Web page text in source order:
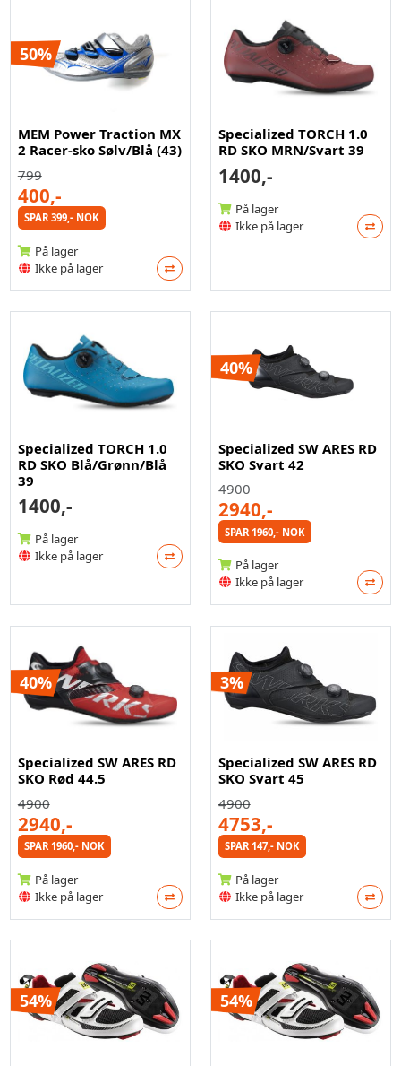
50%
MEM Power Traction MX
2 Racer-sko Sølv/Blå (43)
799
400,-
SPAR 399,- NOK
På lager
Ikke på lager
Specialized TORCH 1.0
RD SKO MRN/Svart 39
1400,-
På lager
Ikke på lager
Specialized TORCH 1.0
RD SKO Blå/Grønn/Blå
39
1400,-
På lager
Ikke på lager
40%
Specialized SW ARES RD
SKO Svart 42
4900
2940,-
SPAR 1960,- NOK
På lager
Ikke på lager
40%
Specialized SW ARES RD
SKO Rød 44.5
4900
2940,-
SPAR 1960,- NOK
På lager
Ikke på lager
3%
Specialized SW ARES RD
SKO Svart 45
4900
4753,-
SPAR 147,- NOK
På lager
Ikke på lager
54% 54%